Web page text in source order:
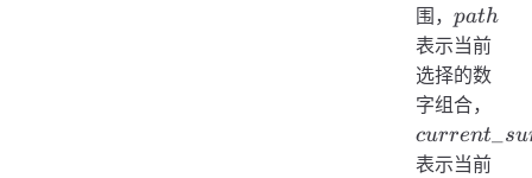
围，path
path
表示当前
选择的数
字组合，
current su
表示当前